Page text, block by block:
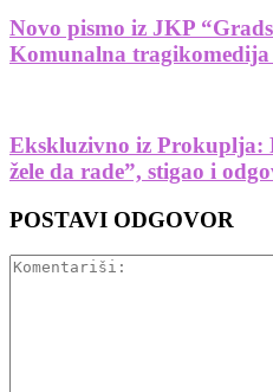
Novo pismo iz JKP
Komunalna
Ekskluzivno iz Prokuplja:
žele da rade”, stigao i
POSTAVI ODGOVOR